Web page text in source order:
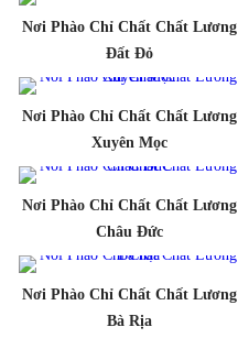
Nơi Phào Chỉ Chất Chất Lương
Đất Đỏ
Nơi Phào Chỉ Chất Chất Lương
Xuyên Mọc
Nơi Phào Chỉ Chất Chất Lương
Châu Đức
Nơi Phào Chỉ Chất Chất Lương
Bà Rịa